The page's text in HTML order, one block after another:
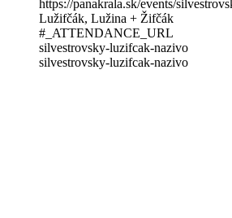
https://panakrala.sk/events/
Lužifčák, Lužina + Žifčák
#_ATTENDANCE_URL
silvestrovsky-luzifcak-nazivo
silvestrovsky-luzifcak-nazivo